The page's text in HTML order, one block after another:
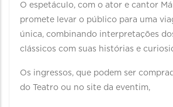
O espetáculo, com o ator e cantor
promete levar o público para uma
única, combinando interpretações
clássicos com suas histórias e
Os ingressos, que podem ser
do Teatro ou no site da eventim,